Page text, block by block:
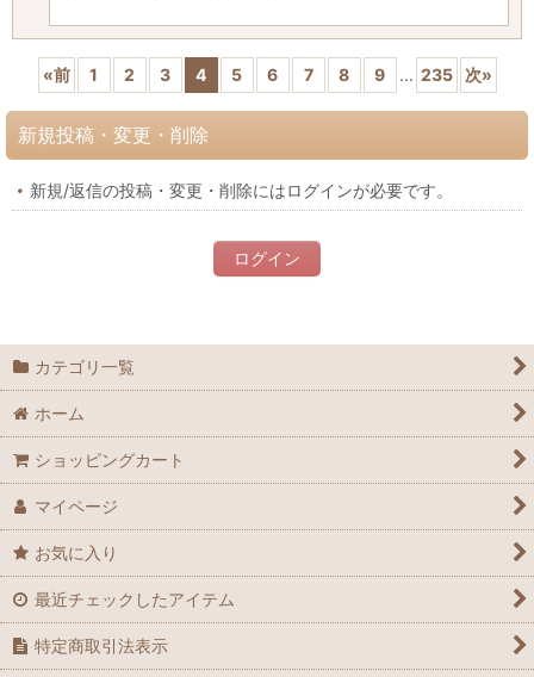
«前 1 2 3 4 5 6 7 8 9 ... 235 次»
新規投稿・変更・削除
新規/返信の投稿・変更・削除にはログインが必要です。
ログイン
カテゴリ一覧
ホーム
ショッピングカート
マイページ
お気に入り
最近チェックしたアイテム
特定商取引法表示